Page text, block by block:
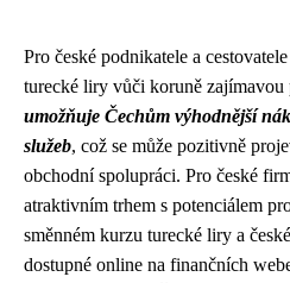
Pro české podnikatele a
turecké liry vůči koruně zajímavou
umožňuje Čechům výhodnější
služeb, což se může pozitivně
obchodní spolupráci. Pro české
atraktivním trhem s potenciálem
směnném kurzu turecké liry a
dostupné online na finančních